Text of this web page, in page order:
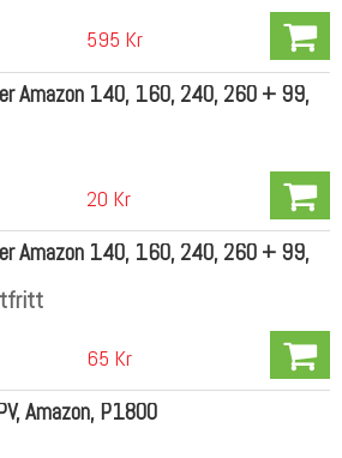
595 Kr
Amazon 140, 160, 240, 260 + 99,
20 Kr
Amazon 140, 160, 240, 260 + 99,
65 Kr
Amazon, P1800